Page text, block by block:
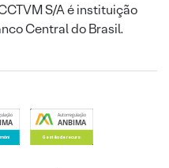
S/A é instituição
Central do Brasil.